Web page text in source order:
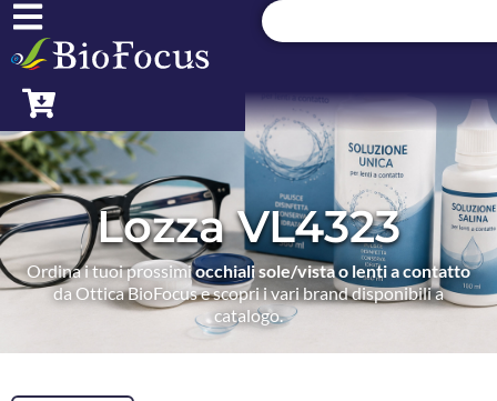
Lozza VL4323
Ordina i tuoi prossimiocchiali sole/vista o lenti a contatto
da Ottica BioFocus e scopri i vari brand disponibili a
catalogo.